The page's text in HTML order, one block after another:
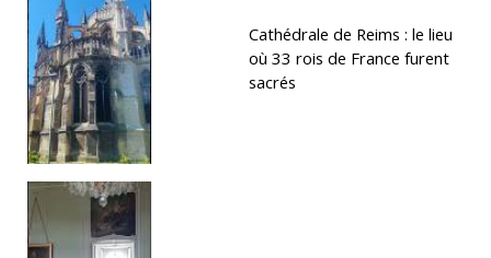
Cathédrale de Reims : le lieu
où 33 rois de France furent
sacrés